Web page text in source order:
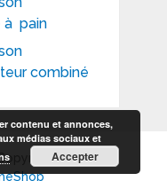
à pain
combiné
© 2026.
contenu et annonces,
médias sociaux et
Accepter